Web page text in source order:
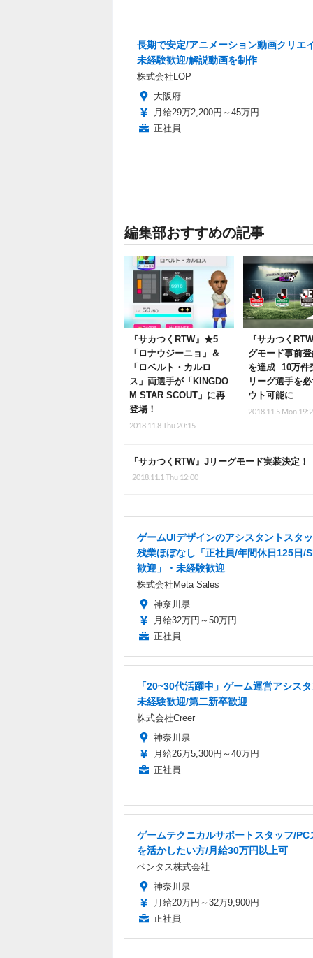
長期で安定/アニメーション動画クリエ
未経験歓迎/解説動画を制作
株式会社LOP
大阪府
月給29万2,200円～45万円
正社員
編集部おすすめの記事
『サカつくRTW』★5
「ロナウジーニョ」＆
「ロベルト・カルロ
ス」両選手が「KINGDO
M STAR SCOUT」に再
登場！
2018.11.8 Thu 20:15
『サカつく
グモード事前
を達成─10万件
リーグ選手を
ウト可能に
2018.11.5 Mon
『サカつくRTW』Jリーグモード実装決定
2018.11.1 Thu 12:00
ゲームUIデザインのアシスタントスタ
残業ほぼなし「正社員/年間休日125日/
歓迎」・未経験歓迎
株式会社Meta Sales
神奈川県
月給32万円～50万円
正社員
「20~30代活躍中」ゲーム運営アシス
未経験歓迎/第二新卒歓迎
株式会社Creer
神奈川県
月給26万5,300円～40万円
正社員
ゲームテクニカルサポートスタッフ/PC
を活かしたい方/月給30万円以上可
ベンタス株式会社
神奈川県
月給20万円～32万9,900円
正社員